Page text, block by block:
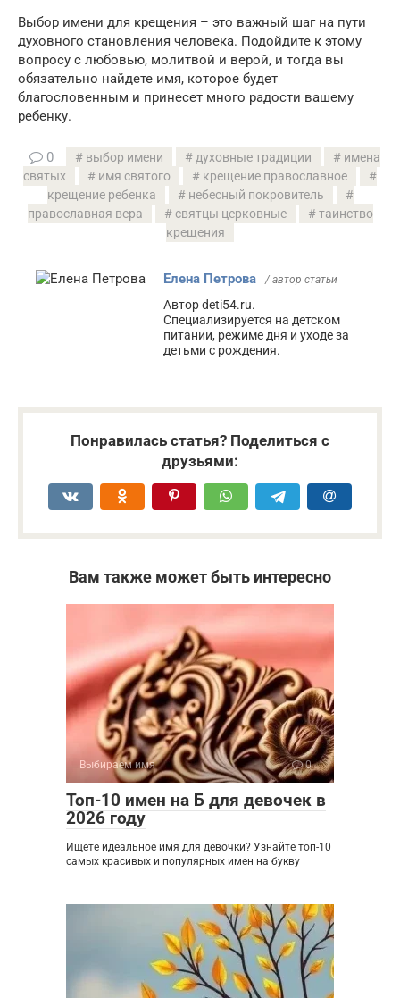
Выбор имени для крещения – это важный шаг на пути
духовного становления человека. Подойдите к этому
вопросу с любовью, молитвой и верой, и тогда вы
обязательно найдете имя, которое будет
благословенным и принесет много радости вашему
ребенку.
0 выбор имени духовные традиции
имена
святых
имя святого
крещение православное
крещение ребенка
небесный покровитель
православная вера
святцы церковные
таинство
крещения
Елена Петрова / автор статьи
Автор deti54.ru.
Специализируется на детском
питании, режиме дня и уходе за
детьми с рождения.
Понравилась статья? Поделиться с
друзьями:
Вам также может быть интересно
Выбираем имя 0
Топ-10 имен на Б для девочек в
2026 году
Ищете идеальное имя для девочки? Узнайте топ-10
самых красивых и популярных имен на букву